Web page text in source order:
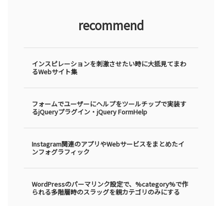
recommend
インスピレーションを刺激させたい時に大抵見てまわ
るWebサイト集
フォームでユーザーにヘルプをツールチップで実装す
るjQueryプラグイン・jQuery FormHelp
Instagram関連のアプリやWebサービスをまとめたイ
ンフォグラフィック
WordPressのパーマリンク設定で、%category%で作
られる多階層時のスラッグを親カテゴリのみにする